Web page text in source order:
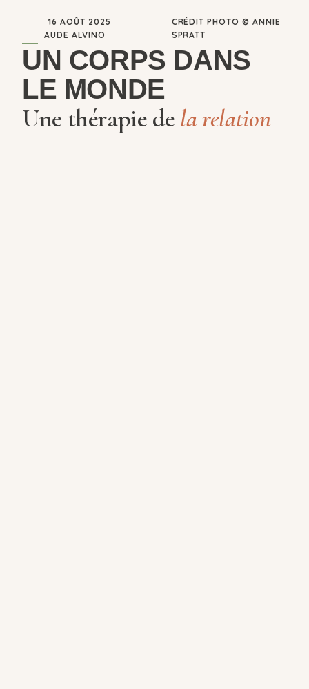
16 AOÛT 2025
AUDE ALVINO
CRÉDIT PHOTO © ANNIE
SPRATT
UN CORPS DANS
LE MONDE
Une thérapie de la relation